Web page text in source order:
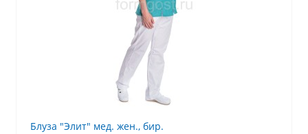
Блуза "Элит" мед. жен., бир.